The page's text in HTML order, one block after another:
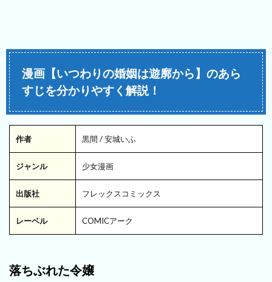
漫画【いつわりの婚姻は遊廓から】のあら
すじを分かりやすく解説！
作者 黒間 / 安城いふ
ジャンル 少女漫画
出版社 フレックスコミックス
レーベル COMICアーク
落ちぶれた令嬢